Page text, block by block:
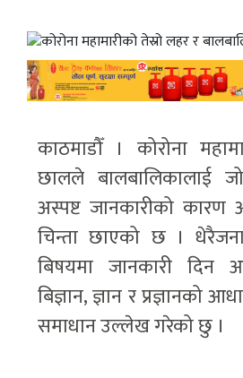
काठमाडौँ । कोरोना
छालले बालबालिकालाई
अस्पष्ट जानकारीको
चिन्ता छाएको छ ।
बिषयमा जानकारी दिन
बिज्ञान, ज्ञान र प्रज्ञानको
समाधान उल्लेख गरेको छु ।